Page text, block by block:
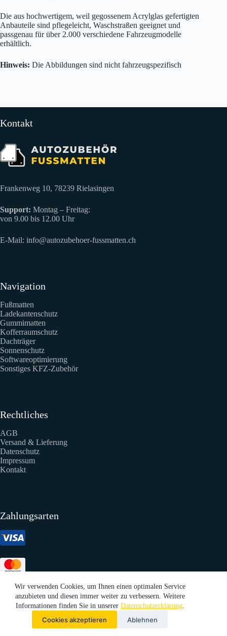
Wir verwenden Cookies, um Ihnen einen optimalen Service
anzubieten und diesen immer weiter zu verbessern. Weitere
Informationen finden Sie in unserer Datenschutzerklärung.
Cookies akzeptieren Ablehnen
Die aus hochwertigem, weil gegossenem Acrylglas gefertigten
Anbauteile sind pflegeleicht, Waschstraßen geeignet und
passgenau für über 2.000 verschiedene Fahrzeugmodelle
erhältlich.
Hinweis: Die Abbildungen sind nicht fahrzeugspezifisch
Kontakt
Frankenweg 10, 78239 Rielasingen
Support: Montag – Freitag:
von 9.00 bis 12.00 Uhr
E-Mail: info@autozubehoer-fussmatten.ch
Navigation
Fußmatten
Ladekantenschutz
Gummimatten
Kofferraumschutz
Dachträger
Sonnenschutz
Softwareoptimierung
Sonstiges KFZ-Zubehör
Rechtliches
AGB
Versand & Lieferung
Datenschutz
Impressum
Kontakt
Zahlungsarten